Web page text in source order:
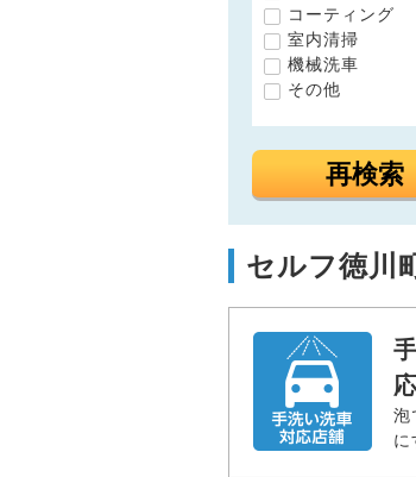
コーティング
室内清掃
機械洗車
その他
再検索
セルフ徳川
泡
に